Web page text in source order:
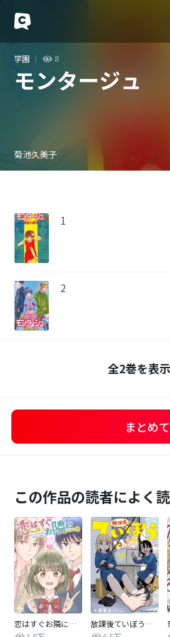
学園 8
モンタージュ
菊池久美子
1
2
全2巻を表
まとめ
この作品の読者によく
恋はすぐお隣に【タテヨミ】
放課後ていぼう日誌